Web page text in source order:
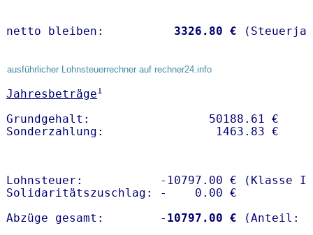
netto bleiben: 3326.80 €
ausführlicher Lohnsteuerrechner auf rechner24.info
Jahresbeträge1
Grundgehalt:                 50188.61 €
Lohnsteuer:           -10797.00 € (Klasse I)
Solidaritätszuschlag: -    0.00 €
Abzüge gesamt:        - 10797.00 €